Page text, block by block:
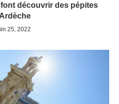
découvrir des pépites
25, 2022